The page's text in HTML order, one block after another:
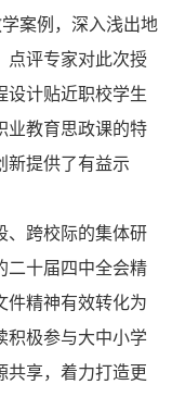
案例，深入浅出地
点评专家对此次授
设计贴近职校学生
业教育思政课的特
新提供了有益示
、跨校际的集体研
二十届四中全会精
件精神有效转化为
积极参与大中小学
共享，着力打造更